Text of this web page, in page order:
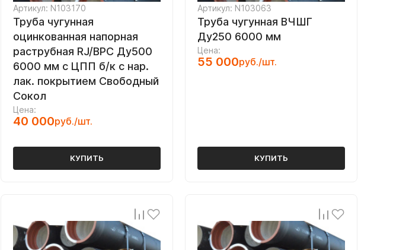
Артикул: N103170
Труба чугунная
оцинкованная напорная
раструбная RJ/ВРС Ду500
6000 мм с ЦПП б/к с нар.
лак. покрытием Свободный
Сокол
Цена:
40 000руб./шт.
КУПИТЬ
Артикул: N103063
Труба чугунная ВЧШГ
Ду250 6000 мм
Цена:
55 000руб./шт.
КУПИТЬ